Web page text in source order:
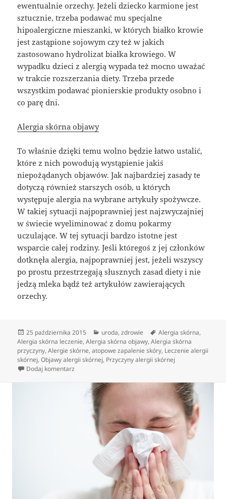
ewentualnie orzechy. Jeżeli dziecko karmione jest
sztucznie, trzeba podawać mu specjalne
hipoalergiczne mieszanki, w których białko krowie
jest zastąpione sojowym czy też w jakich
zastosowano hydrolizat białka krowiego. W
wypadku dzieci z alergią wypada też mocno uważać
w trakcie rozszerzania diety. Trzeba przede
wszystkim podawać pionierskie produkty osobno i
co parę dni.
Alergia skórna objawy
To właśnie dzięki temu wolno będzie łatwo ustalić,
które z nich powodują wystąpienie jakiś
niepożądanych objawów. Jak najbardziej zasady te
dotyczą również starszych osób, u których
występuje alergia na wybrane artykuły spożywcze.
W takiej sytuacji najpoprawniej jest najzwyczajniej
w świecie wyeliminować z domu pokarmy
uczulające. W tej sytuacji bardzo istotne jest
wsparcie całej rodziny. Jeśli któregoś z jej członków
dotknęła alergia, najpoprawniej jest, jeżeli wszyscy
po prostu przestrzegają słusznych zasad diety i nie
jedzą mleka bądź też artykułów zawierających
orzechy.
Data
publikacji
25 października 2015 Kategorie
uroda,zdrowie Tagi
Alergia skórna,
Alergia skórna leczenie,Alergia skórna objawy,Alergia skórna
przyczyny,Alergie skórne,atopowe zapalenie skóry, Leczenie alergii
skórnej,Objawy alergii skórnej, Przyczyny alergii skórnej
Dodaj komentarz